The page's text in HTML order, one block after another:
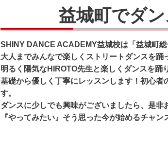
益城町でダ
SHINY DANCE ACADEMY益城校は「益城町総
大人までみんなで楽しくストリートダンスを踊
明るく陽気なHIROTO先生と楽しくダンスを踊
基礎から優しく丁寧にレッスンします！初心
す。
ダンスに少しでも興味がございましたら、是非
『やってみたい』そう思った今が始めるチャン